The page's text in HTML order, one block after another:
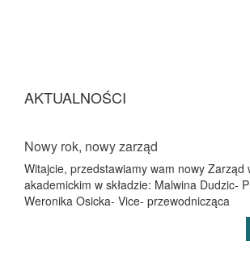
AKTUALNOŚCI
Nowy rok, nowy zarząd
Witajcie, przedstawiamy wam nowy Zarząd
akademickim w składzie: Malwina Dudzic-
Weronika Osicka- Vice- przewodnicząca